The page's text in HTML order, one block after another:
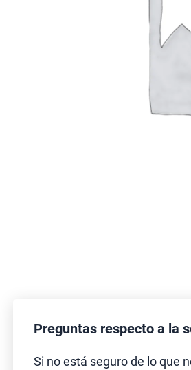
Preguntas respecto a la
Si no está seguro de lo que